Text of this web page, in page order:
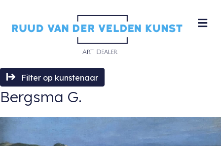
Filter op kunstenaar
Bergsma G.